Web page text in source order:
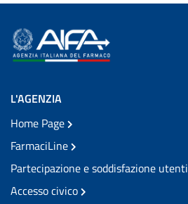
L'AGENZIA
Home Page
FarmaciLine
Partecipazione e soddisfazione utenti
Accesso civico